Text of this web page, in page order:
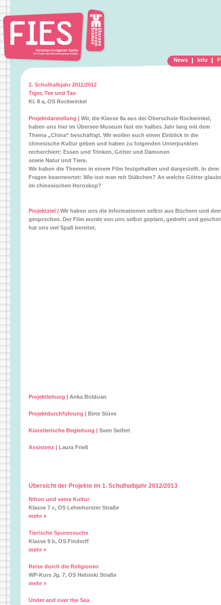
News Info
2. Schulhalbjahr 2011/2012
Tiger, Tee und Tao
Kl. 8 a, OS Rockwinkel
Projektdarstellung | Wir, die Klasse 8a aus der Oberschule Rockwinkel,
haben uns hier im Übersee-Museum fast ein halbes Jahr lang mit dem
Thema „China“ beschäftigt. Wir wollen euch einen Einblick in die
chinesische Kultur geben und haben zu folgenden Unterpunkten
recherchiert: Essen und Trinken, Götter und Dämonen
sowie Natur und Tiere.
Wir haben die Themen in einem Film festgehalten und dargestellt. In
Fragen beantwortet: Wie isst man mit Stäbchen? An welche Götter
im chinesischen Horoskop?
Projektziel | Wir haben uns die Informationen selbst aus Büchern und
gesprochen. Der Film wurde von uns selbst geplant, gedreht und
hat uns viel Spaß bereitet.
Projektleitung | Anka Bolduan
Projektdurchführung | Birte Stüve
Künstlerische Begleitung | Sven Seifert
Assistenz | Laura Frieß
Übersicht der Projekte im 1. Schulhalbjahr 2012/2013
Nihon und seine Kultur
Klasse 7 c, OS Lehmhorster Straße
mehr »
Tierische Spurensuche
Klasse 9 b, OS Findorff
mehr »
Reise durch die Religionen
WP-Kurs Jg. 7, OS Helsinki Straße
mehr »
Under and over the Sea